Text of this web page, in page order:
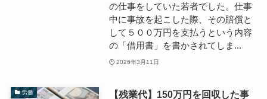
の仕事をしていた若者でした。仕事
中に事故を起こした際、その賠償と
して５００万円を支払うという内容
の「借用書」を書かされてしま...
2026年3月11日
労働
【残業代】150万円を回収した事